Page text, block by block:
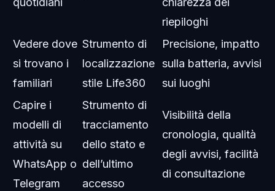
riepiloghi
Vedere dove
si trovano i
familiari
Strumento di
localizzazione
stile Life360
Precisione, impatto
sulla batteria, avvisi
sui luoghi
Capire i
modelli di
attività su
WhatsApp o
Telegram
Strumento di
tracciamento
dello stato e
dell’ultimo
accesso
Visibilità della
cronologia, qualità
degli avvisi, facilità
di consultazione